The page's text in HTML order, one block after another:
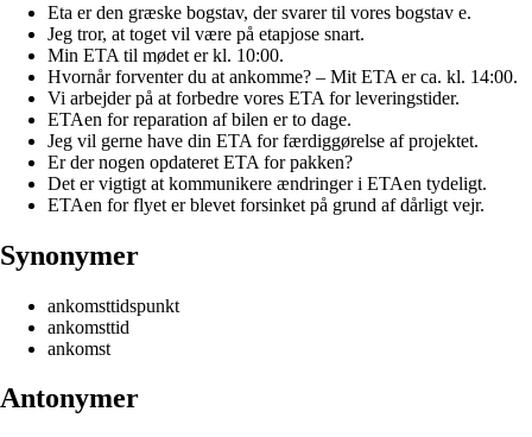
Eta er den græske bogstav, der svarer til vores bogstav e.
Jeg tror, at toget vil være på etapjose snart.
Min ETA til mødet er kl. 10:00.
Hvornår forventer du at ankomme? – Mit ETA er ca. kl. 14:00.
Vi arbejder på at forbedre vores ETA for leveringstider.
ETAen for reparation af bilen er to dage.
Jeg vil gerne have din ETA for færdiggørelse af projektet.
Er der nogen opdateret ETA for pakken?
Det er vigtigt at kommunikere ændringer i ETAen tydeligt.
ETAen for flyet er blevet forsinket på grund af dårligt vejr.
Synonymer
ankomsttidspunkt
ankomsttid
ankomst
Antonymer